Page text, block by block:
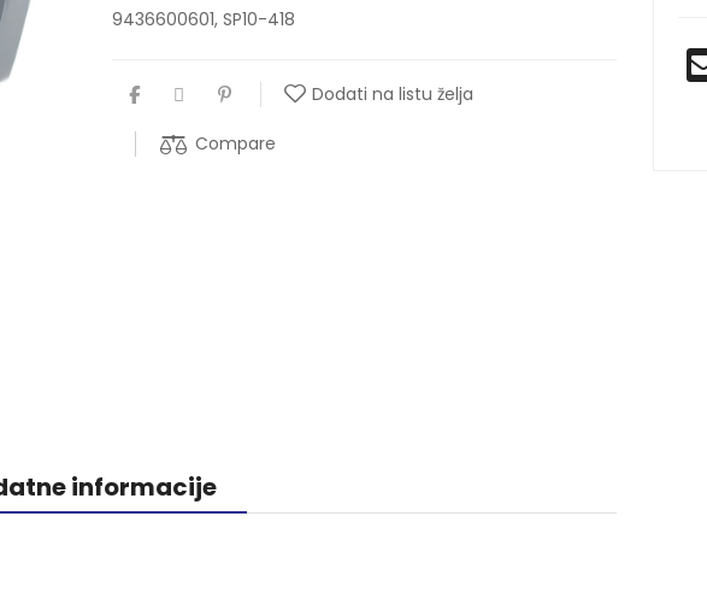
9436600601, SP10-418
Dodati na listu želja
Compare
informacije